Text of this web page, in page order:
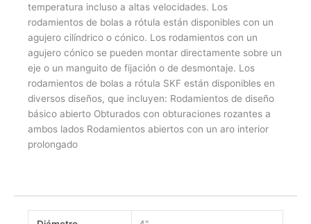
temperatura incluso a altas velocidades. Los
rodamientos de bolas a rótula están disponibles con un
agujero cilíndrico o cónico. Los rodamientos con un
agujero cónico se pueden montar directamente sobre un
eje o un manguito de fijación o de desmontaje. Los
rodamientos de bolas a rótula SKF están disponibles en
diversos diseños, que incluyen: Rodamientos de diseño
básico abierto Obturados con obturaciones rozantes a
ambos lados Rodamientos abiertos con un aro interior
prolongado